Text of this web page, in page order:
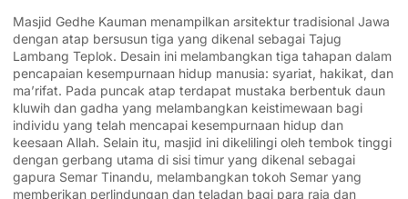
Masjid Gedhe Kauman menampilkan arsitektur tradisional Jawa
dengan atap bersusun tiga yang dikenal sebagai Tajug
Lambang Teplok. Desain ini melambangkan tiga tahapan dalam
pencapaian kesempurnaan hidup manusia: syariat, hakikat, dan
ma’rifat. Pada puncak atap terdapat mustaka berbentuk daun
kluwih dan gadha yang melambangkan keistimewaan bagi
individu yang telah mencapai kesempurnaan hidup dan
keesaan Allah. Selain itu, masjid ini dikelilingi oleh tembok tinggi
dengan gerbang utama di sisi timur yang dikenal sebagai
gapura Semar Tinandu, melambangkan tokoh Semar yang
memberikan perlindungan dan teladan bagi para raja dan